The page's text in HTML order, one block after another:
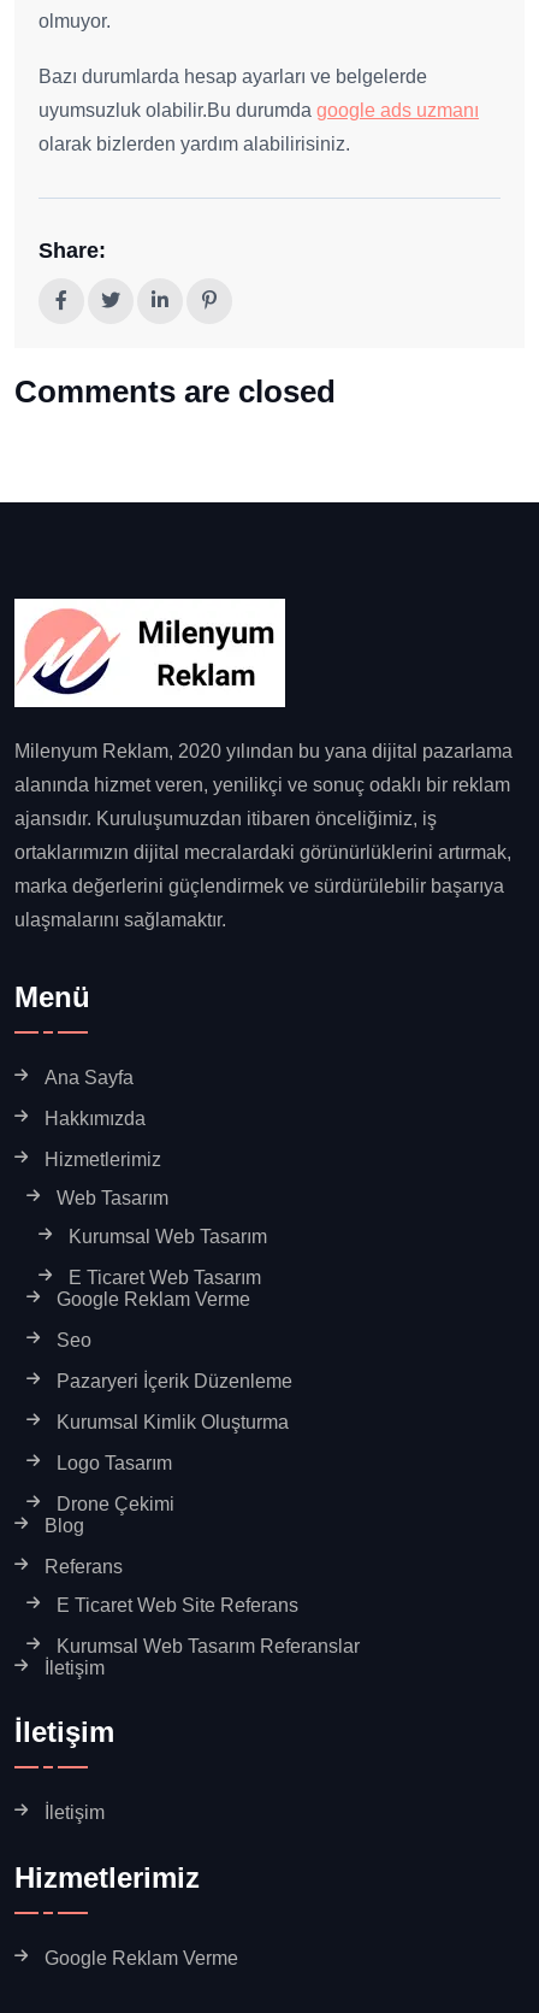
olmuyor.
Bazı durumlarda hesap ayarları ve belgelerde
uyumsuzluk olabilir.Bu durumda google ads uzmanı
olarak bizlerden yardım alabilirisiniz.
Share:
Comments are closed
Milenyum Reklam, 2020 yılından bu yana dijital pazarlama
alanında hizmet veren, yenilikçi ve sonuç odaklı bir reklam
ajansıdır. Kuruluşumuzdan itibaren önceliğimiz, iş
ortaklarımızın dijital mecralardaki görünürlüklerini artırmak,
marka değerlerini güçlendirmek ve sürdürülebilir başarıya
ulaşmalarını sağlamaktır.
Menü
Ana Sayfa
Hakkımızda
Hizmetlerimiz
Web Tasarım
Kurumsal Web Tasarım
E Ticaret Web Tasarım
Google Reklam Verme
Seo
Pazaryeri İçerik Düzenleme
Kurumsal Kimlik Oluşturma
Logo Tasarım
Drone Çekimi
Blog
Referans
E Ticaret Web Site Referans
Kurumsal Web Tasarım Referanslar
İletişim
İletişim
İletişim
Hizmetlerimiz
Google Reklam Verme